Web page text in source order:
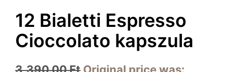
12 Bialetti Espresso
Cioccolato kapszula